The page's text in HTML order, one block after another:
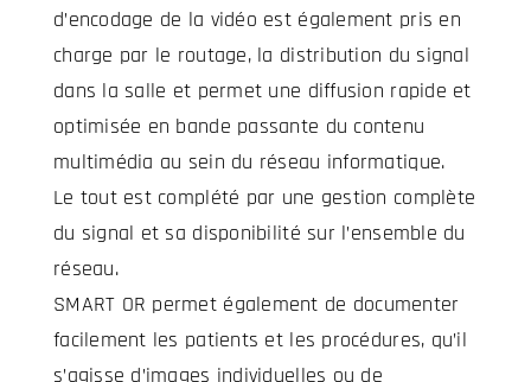
d’encodage de la vidéo est également pris en
charge par le routage, la distribution du signal
dans la salle et permet une diffusion rapide et
optimisée en bande passante du contenu
multimédia au sein du réseau informatique.
Le tout est complété par une gestion complète
du signal et sa disponibilité sur l’ensemble du
réseau.
SMART OR permet également de documenter
facilement les patients et les procédures, qu’il
s’agisse d’images individuelles ou de